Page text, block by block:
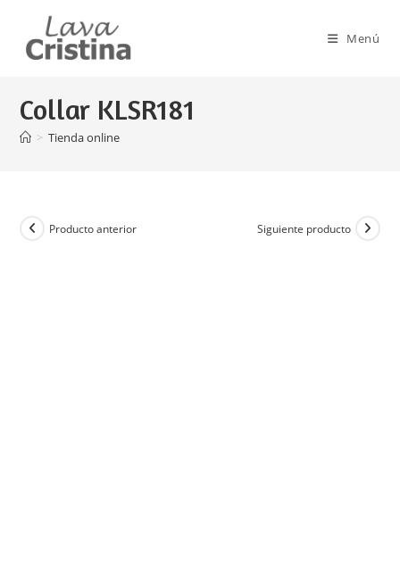
contenido
Menú
Collar KLSR181
> Tienda online
Producto anterior Siguiente producto